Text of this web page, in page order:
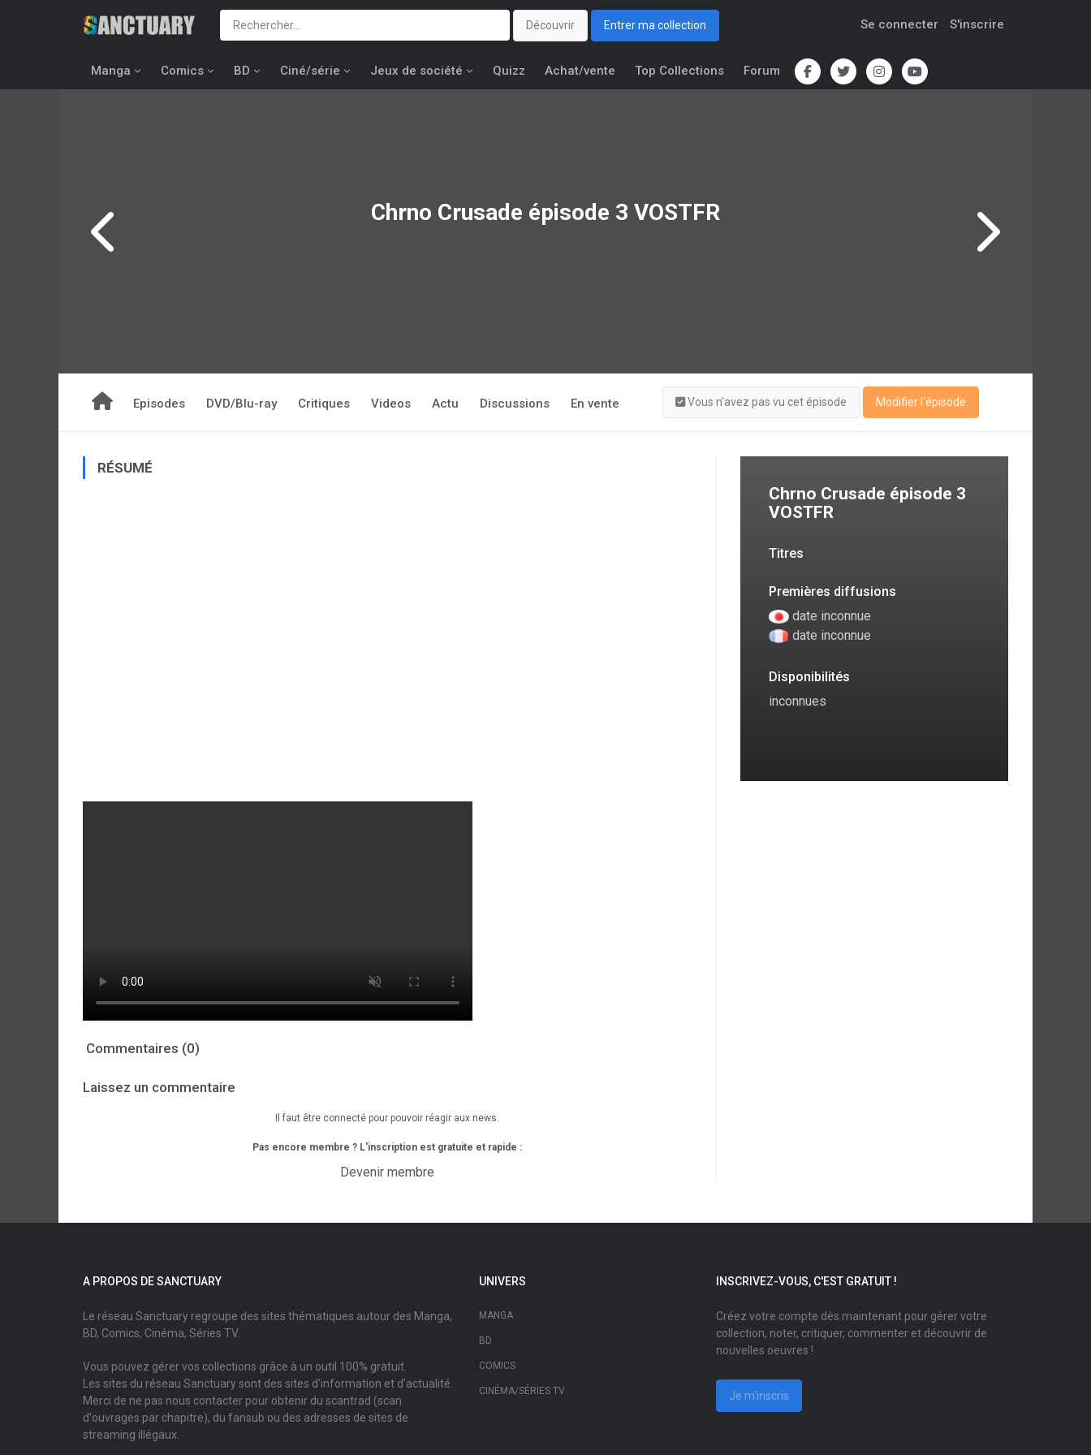
Découvrir Entrer ma collection Se connecter S'inscrire
Manga Comics BD Ciné/série Jeux de société Quizz Achat/vente Top Collections Forum
Chrno Crusade épisode 3 VOSTFR
Vous n'avez pas vu cet épisode Modifier l'épisode
Episodes DVD/Blu-ray Critiques Videos Actu Discussions En vente
RÉSUMÉ
Commentaires (0)
Laissez un commentaire
Il faut être connecté pour pouvoir réagir aux news.
Pas encore membre ? L'inscription est gratuite et rapide :
Devenir membre
Chrno Crusade épisode 3
VOSTFR
Titres
Premières diffusions
date inconnue
date inconnue
Disponibilités
inconnues
A PROPOS DE SANCTUARY
Le réseau Sanctuary regroupe des sites thématiques autour des Manga,
BD, Comics, Cinéma, Séries TV.
Vous pouvez gérer vos collections grâce à un outil 100% gratuit.
Les sites du réseau Sanctuary sont des sites d'information et d'actualité.
Merci de ne pas nous contacter pour obtenir du scantrad (scan
d'ouvrages par chapitre), du fansub ou des adresses de sites de
streaming illégaux.
UNIVERS
MANGA
BD
COMICS
CINÉMA/SÉRIES TV
INSCRIVEZ-VOUS, C'EST GRATUIT !
Créez votre compte dès maintenant pour gérer votre
collection, noter, critiquer, commenter et découvrir de
nouvelles oeuvres !
Je m'inscris